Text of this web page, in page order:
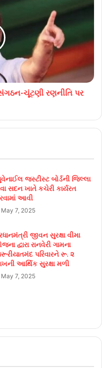
ચૂંટણી રણનીતિ પર
જસ્ટીસ્ટ બોર્ડની જિલ્લા
સદન ખાતે કચેરી કાર્યરત
આવી
May 7, 2025
જીવન સુરક્ષા વીમા
દ્વારા રાનવેરી ગામના
પરિવારને રૂ. ૨
આર્થિક સુરક્ષા મળી
May 7, 2025